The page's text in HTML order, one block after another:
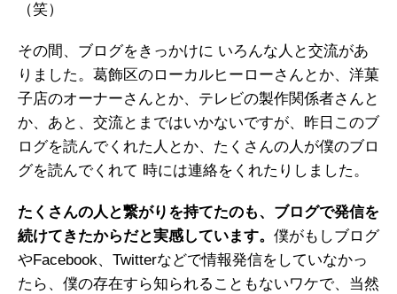
（笑）
その間、ブログをきっかけに いろんな人と交流があ
りました。葛飾区のローカルヒーローさんとか、洋菓
子店のオーナーさんとか、テレビの製作関係者さんと
か、あと、交流とまではいかないですが、昨日このブ
ログを読んでくれた人とか、たくさんの人が僕のブロ
グを読んでくれて 時には連絡をくれたりしました。
たくさんの人と繋がりを持てたのも、ブログで発信を
続けてきたからだと実感しています。 僕がもしブログ
やFacebook、Twitterなどで情報発信をしていなかっ
たら、僕の存在すら知られることもないワケで、当然